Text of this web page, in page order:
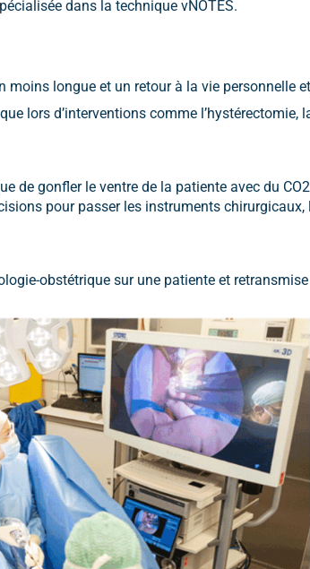
dans la technique vNOTES.
longue et un retour à la vie personnelle
lors d’interventions comme l’hystérectomie,
gonfler le ventre de la patiente avec du
pour passer les instruments
obstétrique sur une patiente et